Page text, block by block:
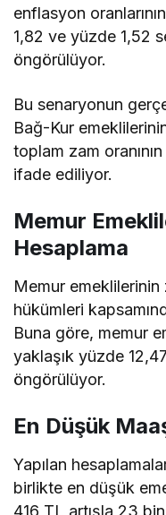
enflasyon
1,82 ve yüzde 1,52
öngörülüyor.
Bu senaryonun
Bağ-Kur
toplam zam
ifade ediliyor.
Memur
Hesaplama
Memur
hükümleri
Buna göre, memur
yaklaşık yüzde
öngörülüyor.
En Düşük
Yapılan
birlikte en düşük
416 TL artışla 23